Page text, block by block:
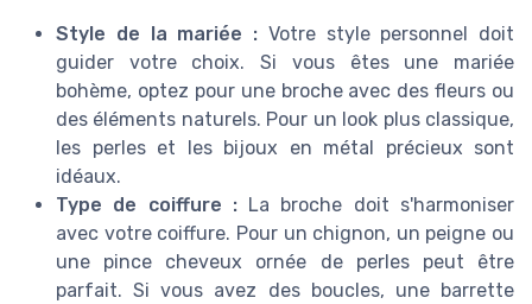
Style de la mariée : Votre style personnel doit
guider votre choix. Si vous êtes une mariée
bohème, optez pour une broche avec des fleurs ou
des éléments naturels. Pour un look plus classique,
les perles et les bijoux en métal précieux sont
idéaux.
Type de coiffure :La broche doit s'harmoniser
avec votre coiffure. Pour un chignon, un peigne ou
une pince cheveux ornée de perles peut être
parfait. Si vous avez des boucles, une barrette